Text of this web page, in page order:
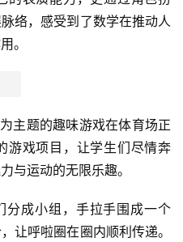
络，感受到了数学在推动人
。
主题的趣味游戏在体育场正
游戏项目，让学生们尽情奔
与运动的无限乐趣。
分成小组，手拉手围成一个
让呼啦圈在圈内顺利传递。